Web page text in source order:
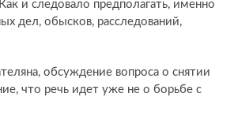
и следовало предполагать, именно
дел, обысков, расследований,
обсуждение вопроса о снятии
что речь идет уже не о борьбе с